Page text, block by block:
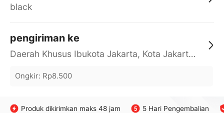
black
pengiriman ke
Daerah Khusus Ibukota Jakarta, Kota Jakarta Barat, Cengkareng, yy
Ongkir: Rp8.500
Produk dikirimkan maks 48 jam 5 Hari Pengembalian